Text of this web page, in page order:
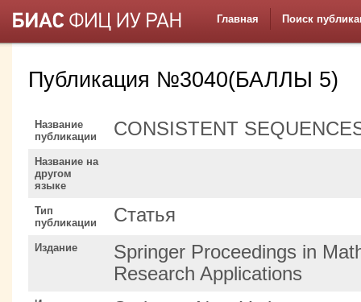
Главная Поиск
Публикация №3040(БАЛЛЫ 5)
Название
публикации
CONSISTENT
Название на
другом
языке
Тип
публикации
Статья
Издание
Springer Proceedings in
Research Applications